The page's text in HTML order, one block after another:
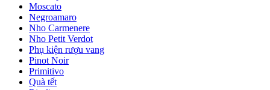
Moscato
Negroamaro
Nho Carmenere
Nho Petit Verdot
Phụ kiện rượu vang
Pinot Noir
Primitivo
Quà tết